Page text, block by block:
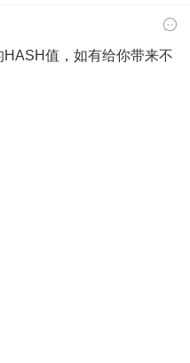
值，如有给你带来不